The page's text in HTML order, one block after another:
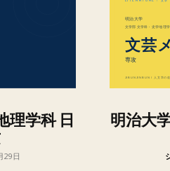
理学科 日
29日
明治大